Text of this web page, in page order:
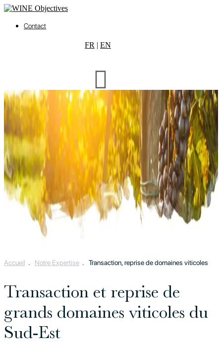
Contact
FR | EN
Accueil . Notre Expertise . Transaction, reprise de domaines viticoles
Transaction et reprise de
grands domaines viticoles du
Sud-Est